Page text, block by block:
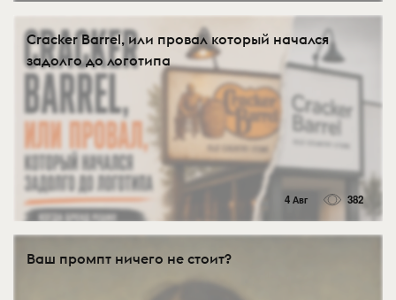
Cracker Barrel, или провал который начался
задолго до логотипа
4 Авг 382
Ваш промпт ничего не стоит?